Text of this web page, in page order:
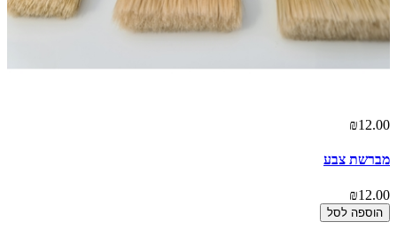
₪12.00
מברשת צבע
₪12.00
הוספה לסל